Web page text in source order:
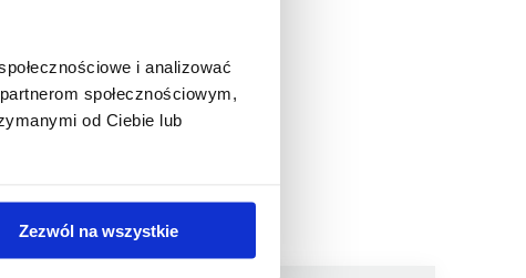
i analizować
społecznościowym,
od Ciebie lub
Zezwól na wszystkie